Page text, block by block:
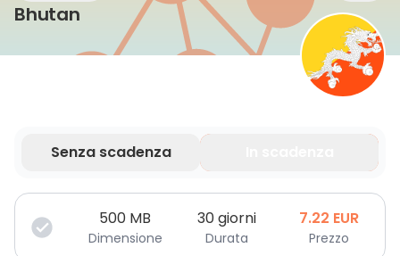
BhutaneSIM | Rimani connesso ovunque
Senza scadenza
I tuoi dati sono validi per un periodo limitato.
500 MB
Dimensione
30 giorni
Durata
7.22 EUR
Prezzo